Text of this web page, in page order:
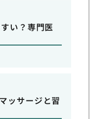
い？専門医
ッサージと習